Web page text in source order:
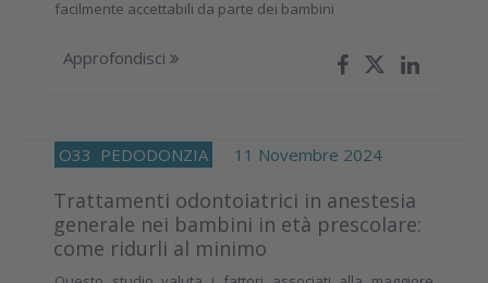
facilmente accettabili da parte dei bambini
Approfondisci
O33 PEDODONZIA 11 Novembre 2024
Trattamenti odontoiatrici in anestesia
generale nei bambini in età prescolare:
come ridurli al minimo